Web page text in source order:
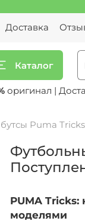
Доставка
Каталог
оригинал |
Puma
PUMA
моделями